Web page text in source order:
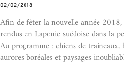
02/02/2018
Afin de fêter la nouvelle année 2018,
rendus en Laponie suédoise dans la
Au programme : chiens de traineaux,
aurores boréales et paysages